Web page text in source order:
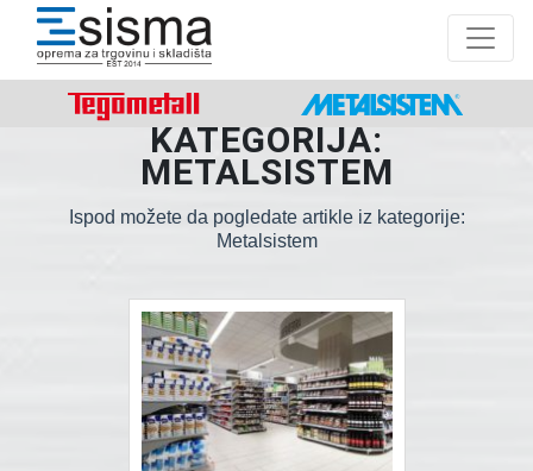
KATEGORIJA:
METALSISTEM
Ispod možete da pogledate artikle iz kategorije:
Metalsistem